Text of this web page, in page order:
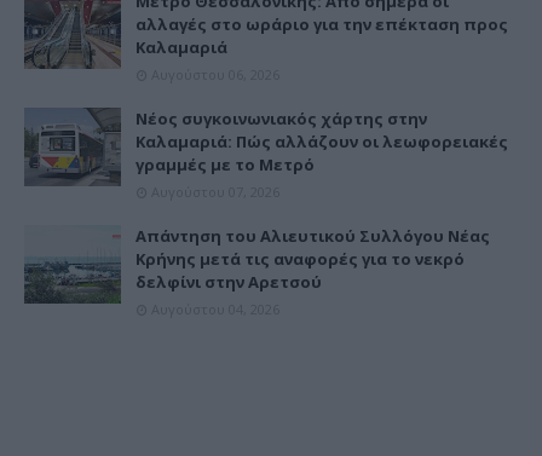
αλλαγές στο ωράριο για την επέκταση προς
Καλαμαριά
Νέος συγκοινωνιακός χάρτης στην
Καλαμαριά: Πώς αλλάζουν οι λεωφορειακές
γραμμές με το Μετρό
Απάντηση του Αλιευτικού Συλλόγου Νέας
Κρήνης μετά τις αναφορές για το νεκρό
δελφίνι στην Αρετσού